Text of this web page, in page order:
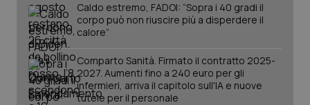
Caldo estremo, FADOI: “Sopra i 40 gradi il
corpo può non riuscire più a disperdere il
calore”
Comparto Sanità. Firmato il contratto 2025-
2027. Aumenti fino a 240 euro per gli
infermieri, arriva il capitolo sull'IA e nuove
tutele per il personale